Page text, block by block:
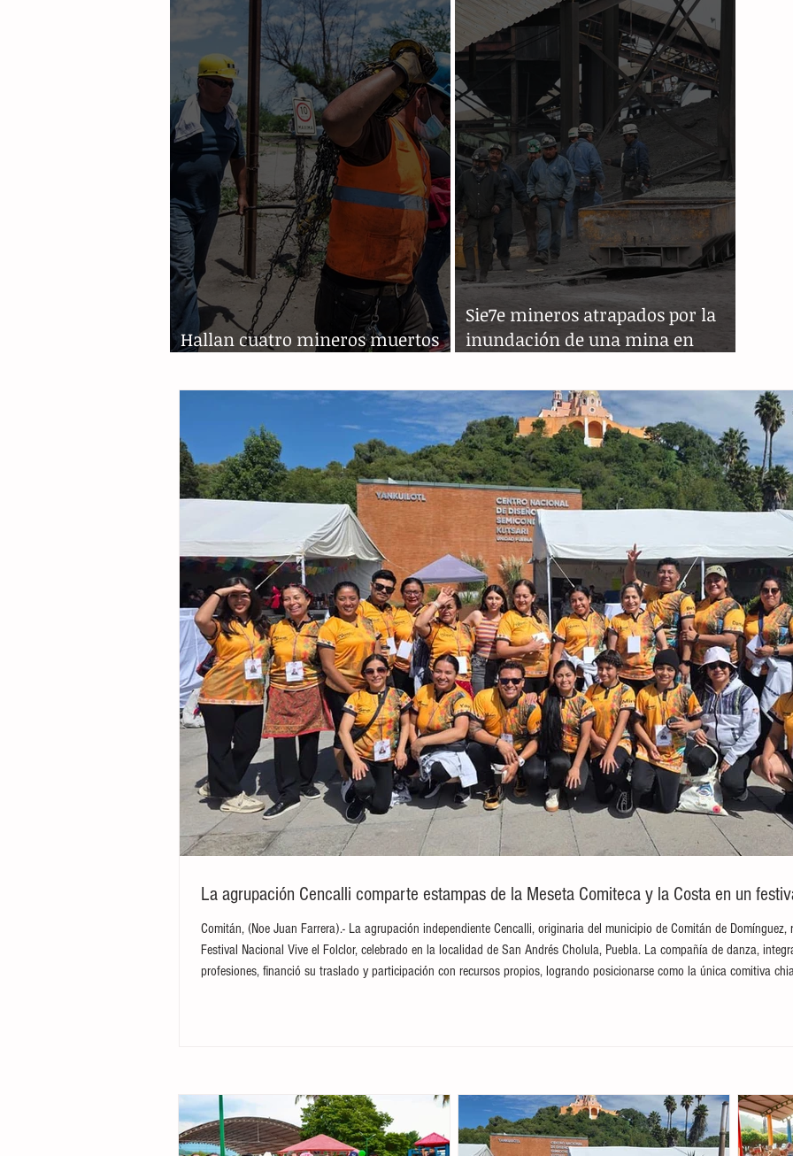
Hallan cuatro mineros muertos
Sie7e mineros atrapados por la
inundación de una mina en
La agrupación Cencalli comparte estampas de la Meseta Comiteca y la Costa en un
Comitán, (Noe Juan Farrera).- La agrupación independiente Cencalli, originaria del municipio de Comitán de
Festival Nacional Vive el Folclor, celebrado en la localidad de San Andrés Cholula, Puebla. La compañía de danza,
profesiones, financió su traslado y participación con recursos propios, logrando posicionarse como la única comitiva